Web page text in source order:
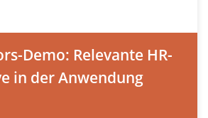
Demo: Relevante HR-
in der Anwendung